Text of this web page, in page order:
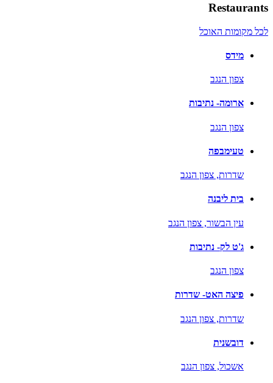
Restaurants
לכל מקומות האוכל
מידס
צפון הנגב
ארומה- נתיבות
צפון הנגב
טעימבפה
שדרות, צפון הנגב
בית ליבנה
עין הבשור, צפון הנגב
ג'ט לק- נתיבות
צפון הנגב
פיצה האט- שדרות
שדרות, צפון הנגב
דובשנית
אשכול, צפון הנגב